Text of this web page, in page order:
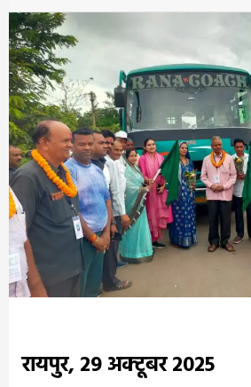
रायपुर, 29 अक्टूबर 2025